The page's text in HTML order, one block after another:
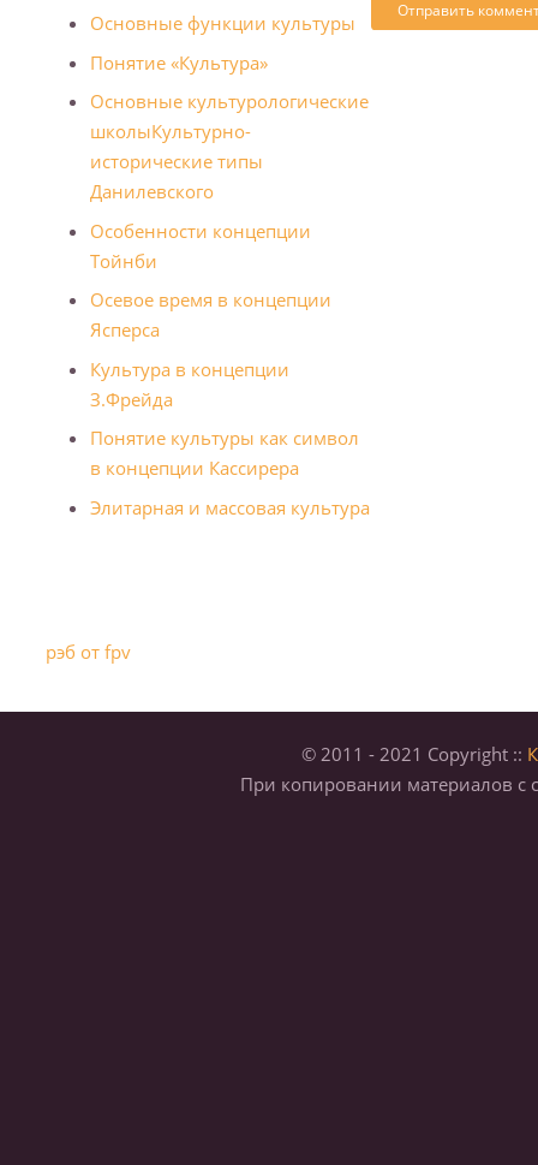
Основные функции культуры
Понятие «Культура»
Основные культурологические
школыКультурно-
исторические типы
Данилевского
Особенности концепции
Тойнби
Осевое время в концепции
Ясперса
Культура в концепции
З.Фрейда
Понятие культуры как символ
в концепции Кассирера
Элитарная и массовая культура
рэб от fpv
© 2011 - 2021 Copyright ::
При копировании материалов с